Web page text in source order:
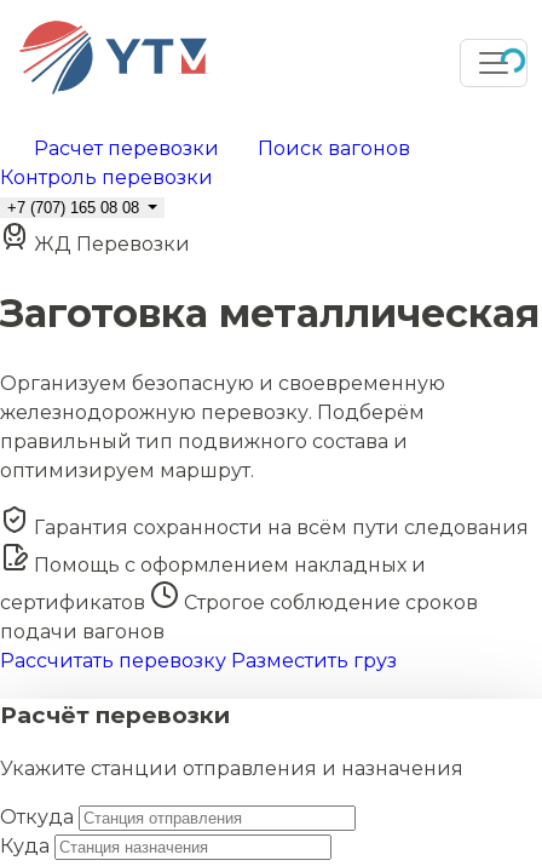
Расчет перевозки
Поиск вагонов
Контроль перевозки
+7 (707) 165 08 08
ЖД Перевозки
Заготовка металлическая
Организуем безопасную и своевременную
железнодорожную перевозку. Подберём
правильный тип подвижного состава и
оптимизируем маршрут.
Гарантия сохранности на всём пути следования
Помощь с оформлением накладных и
сертификатов
Строгое соблюдение сроков
подачи вагонов
Рассчитать перевозку Разместить груз
Расчёт перевозки
Укажите станции отправления и назначения
Откуда
Куда